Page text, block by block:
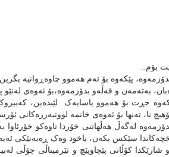
بۆم..
پێکەوە بۆ ئەم هەموو چاوەڕوانیە بگرین..
بەتەمەن و قەڵەو بدۆزمەوە،بۆ ئەوەی لەنێو
جڕت بۆ هەموو یاسایەک لێبدەین،
نا، تەنها بۆ ئەوەی خانمە لووتبەرزەکانی
لەگەڵ هەڵهاتنی خۆردا تاوەکو خۆرئاوا
سێکس بکەن، یاخود وەک ڕەبەنێکی
کۆڵانی پێچاوپێچ و تێرمیناڵی چۆڵی